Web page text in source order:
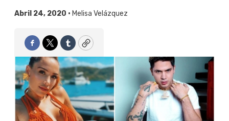
Abril 24, 2020 • Melisa Velázquez
Facebook
TwitterTumblrCopy